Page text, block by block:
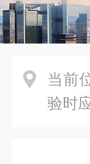
当前
验时